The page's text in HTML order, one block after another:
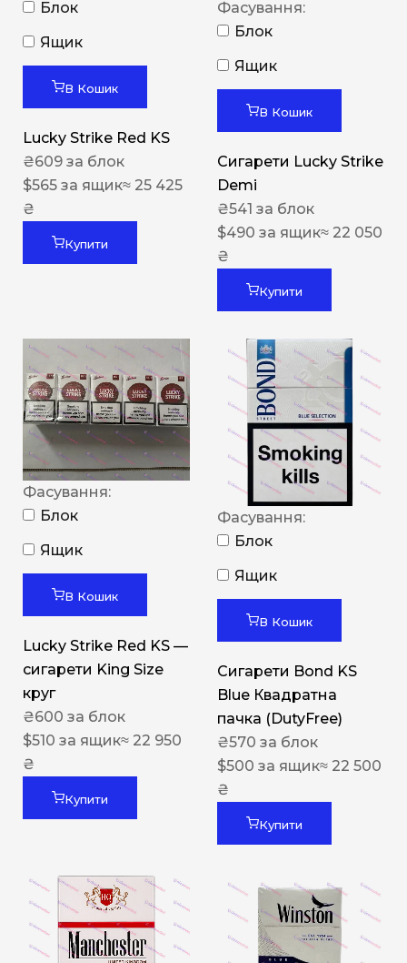
Блок
Ящик
В Кошик
Lucky Strike Red KS
₴609 за блок
$565 за ящик≈ 25 425
₴
Купити
Фасування:
Блок
Ящик
В Кошик
Сигарети Lucky Strike
Demi
₴541 за блок
$490 за ящик≈ 22 050
₴
Купити
Фасування:
Блок
Ящик
В Кошик
Lucky Strike Red KS —
сигарети King Size
круг
₴600 за блок
$510 за ящик≈ 22 950
₴
Купити
Фасування:
Блок
Ящик
В Кошик
Сигарети Bond KS
Blue Квадратна
пачка (DutyFree)
₴570 за блок
$500 за ящик≈ 22 500
₴
Купити